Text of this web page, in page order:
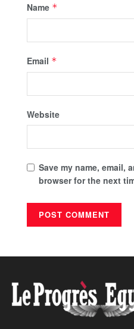
Name *
Email *
Website
Save my name, email,
browser for the next